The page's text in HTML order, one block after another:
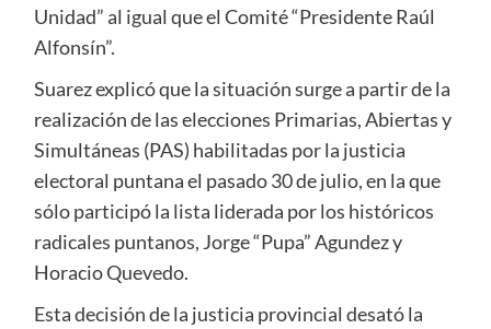
Unidad” al igual que el Comité “Presidente Raúl
Alfonsín”.
Suarez explicó que la situación surge a partir de la
realización de las elecciones Primarias, Abiertas y
Simultáneas (PAS) habilitadas por la justicia
electoral puntana el pasado 30 de julio, en la que
sólo participó la lista liderada por los históricos
radicales puntanos, Jorge “Pupa” Agundez y
Horacio Quevedo.
Esta decisión de la justicia provincial desató la